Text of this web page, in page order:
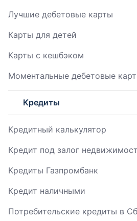
Лучшие дебетовые карты
Карты для детей
Карты с кешбэком
Моментальные дебетовые
Кредиты
Кредитный калькулятор
Кредит под залог
Кредиты Газпромбанк
Кредит наличными
Потребительские кредиты в